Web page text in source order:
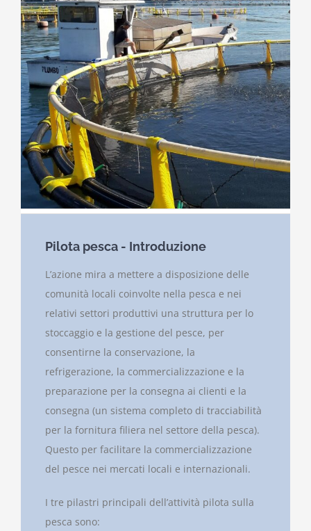
Pilota pesca - Introduzione
L’azione mira a mettere a disposizione delle
comunità locali coinvolte nella pesca e nei
relativi settori produttivi una struttura per lo
stoccaggio e la gestione del pesce, per
consentirne la conservazione, la
refrigerazione, la commercializzazione e la
preparazione per la consegna ai clienti e la
consegna (un sistema completo di tracciabilità
per la fornitura filiera nel settore della pesca).
Questo per facilitare la commercializzazione
del pesce nei mercati locali e internazionali.
I tre pilastri principali dell’attività pilota sulla
pesca sono: